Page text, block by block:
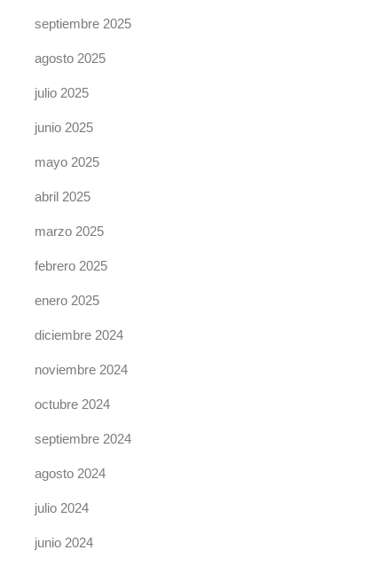
septiembre 2025
agosto 2025
julio 2025
junio 2025
mayo 2025
abril 2025
marzo 2025
febrero 2025
enero 2025
diciembre 2024
noviembre 2024
octubre 2024
septiembre 2024
agosto 2024
julio 2024
junio 2024